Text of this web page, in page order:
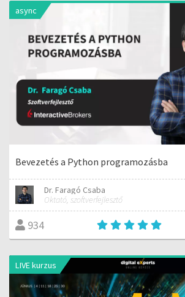
async
Bevezetés a Python programozásba
Dr. Faragó Csaba
Oktató, szoftverfejlesztő
934
LIVE kurzus